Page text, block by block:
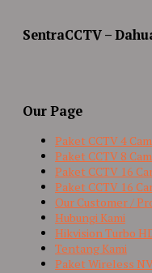
SentraCCTV –
Our Page
Paket CCTV 4
Paket CCTV 8
Paket CCTV 16
Paket CCTV 16
Our Customer /
Hubungi Kami
Hikvision Turbo
Tentang Kami
Paket Wireless